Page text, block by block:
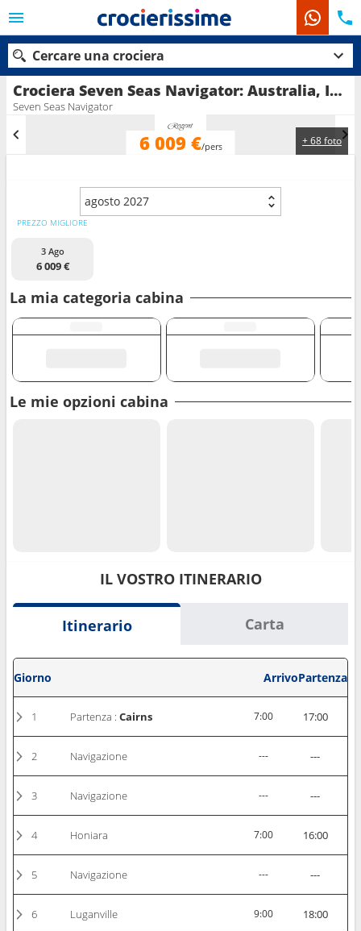
Crociera Seven Seas Navigator: Australia, Isole Salomon, Vanuatu, Nuova Caledonia, Fiji (isole) in partenza da Cairns
Seven Seas Navigator
+ 68 foto
6 009 €/pers
agosto 2027
PREZZO MIGLIORE
3 Ago
6 009 €
La mia categoria cabina
Le mie opzioni cabina
IL VOSTRO ITINERARIO
Itinerario Carta
Giorno ArrivoPartenza
1 Partenza :Cairns 7:00 17:00
2 Navigazione --- ---
3 Navigazione --- ---
4 Honiara 7:00 16:00
5 Navigazione --- ---
6 Luganville 9:00 18:00
Cercare una crociera
Le nostre destinazioni
Porti Compagnie